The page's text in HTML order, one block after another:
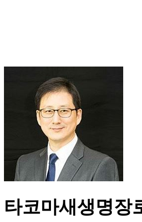
타코마새생명장